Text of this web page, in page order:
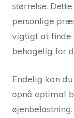
størrelse.
personlige
vigtigt at finde
behagelig for
Endelig kan
opnå optimal